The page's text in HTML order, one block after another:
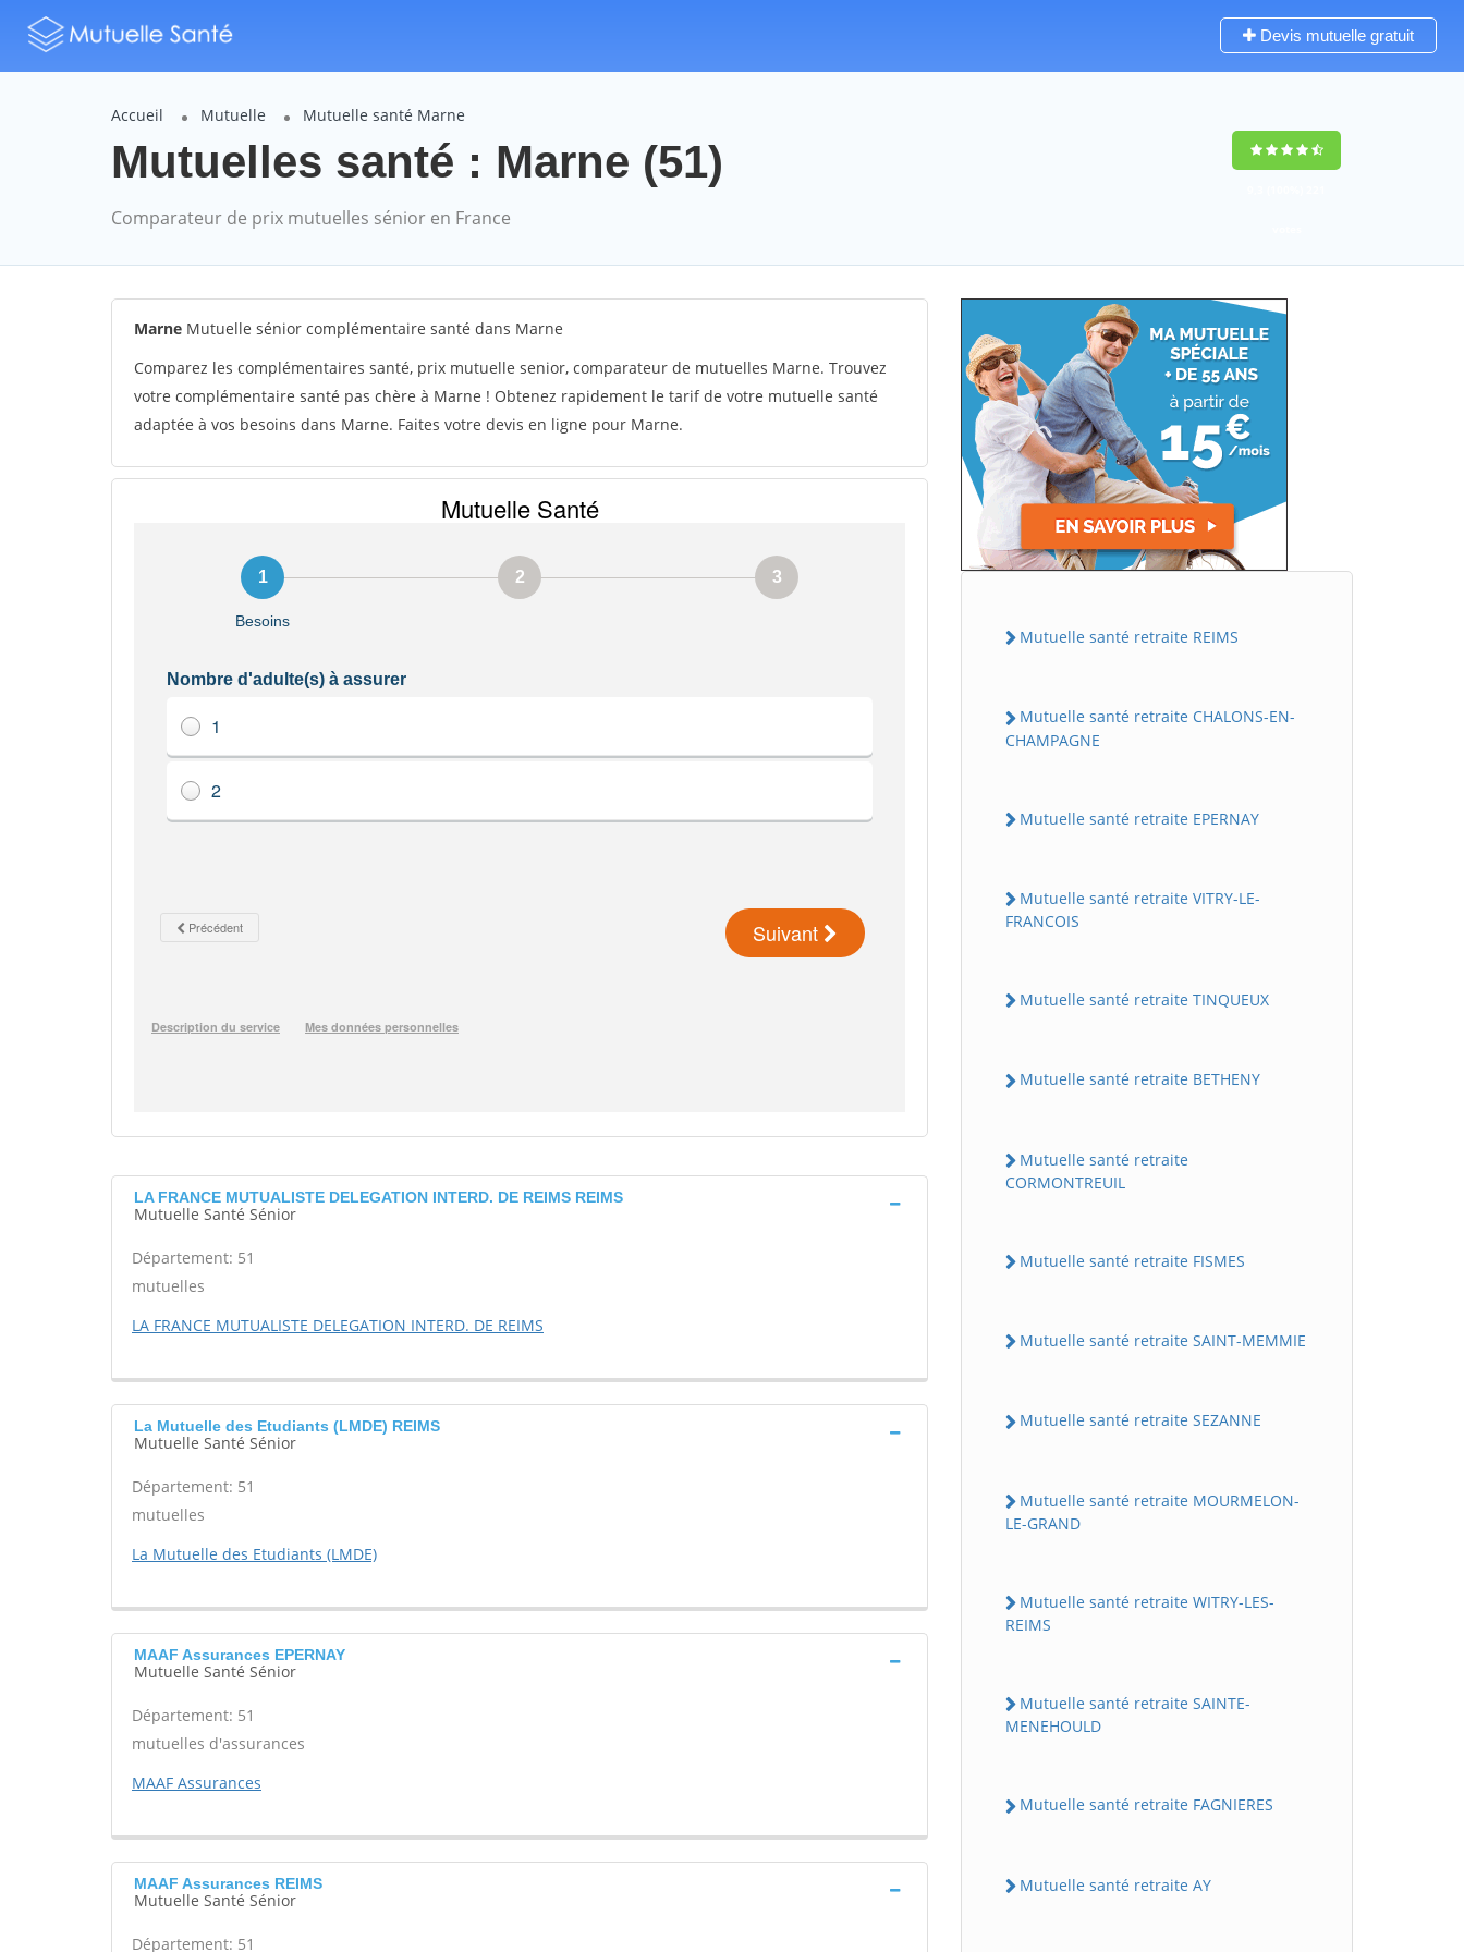
Devis mutuelle gratuit
Accueil Mutuelle Mutuelle santé Marne
Mutuelles santé : Marne (51)
Comparateur de prix mutuelles sénior en France
Marne Mutuelle sénior complémentaire santé dans Marne
Comparez les complémentaires santé, prix mutuelle senior, comparateur de mutuelles Marne. Trouvez
votre complémentaire santé pas chère à Marne ! Obtenez rapidement le tarif de votre mutuelle santé
adaptée à vos besoins dans Marne. Faites votre devis en ligne pour Marne.
LA FRANCE MUTUALISTE DELEGATION INTERD. DE REIMS REIMS
Mutuelle Santé Sénior
Département: 51
mutuelles
LA FRANCE MUTUALISTE DELEGATION INTERD. DE REIMS
La Mutuelle des Etudiants (LMDE) REIMS
Mutuelle Santé Sénior
Département: 51
mutuelles
La Mutuelle des Etudiants (LMDE)
MAAF Assurances EPERNAY
Mutuelle Santé Sénior
Département: 51
mutuelles d'assurances
MAAF Assurances
MAAF Assurances REIMS
Mutuelle Santé Sénior
Département: 51
Mutuelle santé retraite REIMS
Mutuelle santé retraite CHALONS-EN-
CHAMPAGNE
Mutuelle santé retraite EPERNAY
Mutuelle santé retraite VITRY-LE-
FRANCOIS
Mutuelle santé retraite TINQUEUX
Mutuelle santé retraite BETHENY
Mutuelle santé retraite
CORMONTREUIL
Mutuelle santé retraite FISMES
Mutuelle santé retraite SAINT-MEMMIE
Mutuelle santé retraite SEZANNE
Mutuelle santé retraite MOURMELON-
LE-GRAND
Mutuelle santé retraite WITRY-LES-
REIMS
Mutuelle santé retraite SAINTE-
MENEHOULD
Mutuelle santé retraite FAGNIERES
Mutuelle santé retraite AY